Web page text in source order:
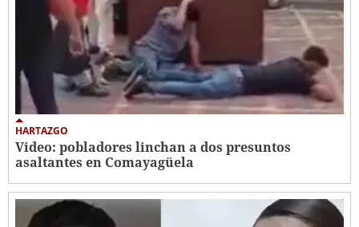
HARTAZGO
Video: pobladores linchan a dos presuntos
asaltantes en Comayagüela